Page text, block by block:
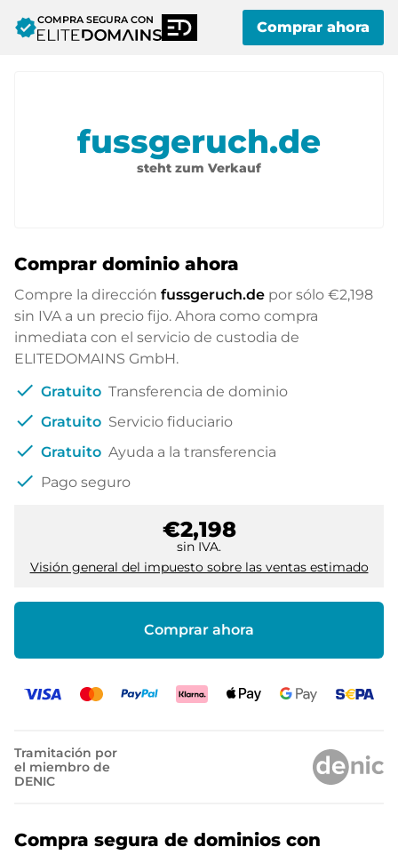
verifiedCOMPRA SEGURA CON Comprar ahora
fussgeruch.de
steht zum Verkauf
Comprar dominio ahora
Compre la dirección fussgeruch.de por sólo €2,198
sin IVA a un precio fijo. Ahora como compra
inmediata con el servicio de custodia de
ELITEDOMAINS GmbH.
check Gratuito Transferencia de dominio
check Gratuito Servicio fiduciario
check Gratuito Ayuda a la transferencia
check Pago seguro
€2,198
sin IVA.
Visión general del impuesto sobre las ventas estimado
Comprar ahora
Tramitación por
el miembro de
DENIC
Compra segura de dominios con